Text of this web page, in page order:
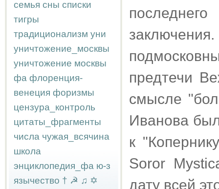
семья сны списки
тигры
традиционализм уни
уничтожение_москвы
уничтожение москвы
фа флоренция-
венеция форизмы
цензура_контроль
цитаты_фрагменты
числа чужая_всячина
школа
энциклопедия_фа ю-з
язычество † ☭ ♫ ✡
предтечи
смысле
Иванова
к
Soror
дату всей